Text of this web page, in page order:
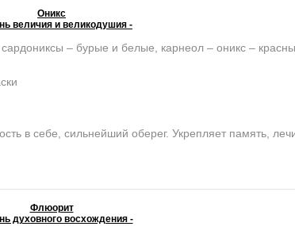
Оникс
величия и великодушия -
– бурые и белые, карнеол – оникс –
в себе, сильнейший оберег. Укрепляет память,
Флюорит
духовного восхождения -